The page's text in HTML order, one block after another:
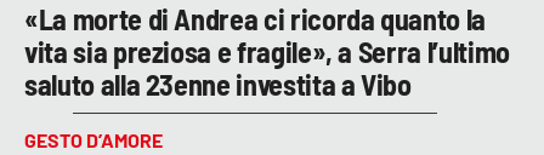
«La morte di Andrea ci ricorda quanto la
vita sia preziosa e fragile», a Serra l’ultimo
saluto alla 23enne investita a Vibo
GESTO D’AMORE